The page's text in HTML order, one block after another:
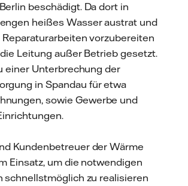
beschädigt. Da dort in
heißes Wasser austrat und
vorzubereiten
Leitung außer Betrieb gesetzt.
einer Unterbrechung der
in Spandau für etwa
sowie Gewerbe und
Kundenbetreuer der Wärme
Einsatz, um die notwendigen
schnellstmöglich zu realisieren